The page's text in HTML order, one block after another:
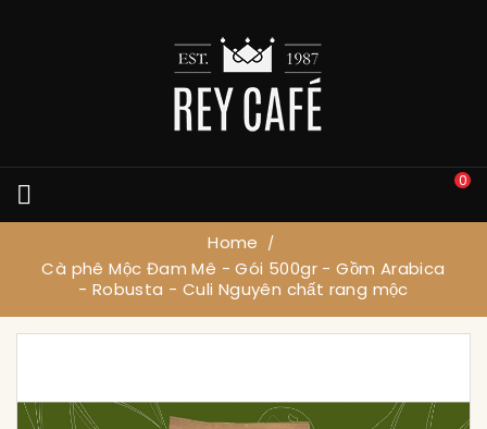

0
Home
Cà phê Mộc Đam Mê - Gói 500gr - Gồm Arabica
- Robusta - Culi Nguyên chất rang mộc